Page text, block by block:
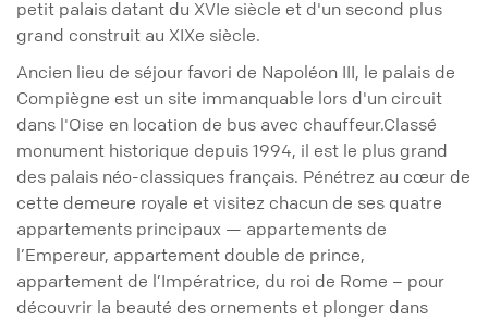
petit palais datant du XVIe siècle et d'un second plus
grand construit au XIXe siècle.
Ancien lieu de séjour favori de Napoléon III, le palais de
Compiègne est un site immanquable lors d'un circuit
dans l'Oise en location de bus avec chauffeur.Classé
monument historique depuis 1994, il est le plus grand
des palais néo-classiques français. Pénétrez au cœur de
cette demeure royale et visitez chacun de ses quatre
appartements principaux — appartements de
l’Empereur, appartement double de prince,
appartement de l’Impératrice, du roi de Rome – pour
découvrir la beauté des ornements et plonger dans